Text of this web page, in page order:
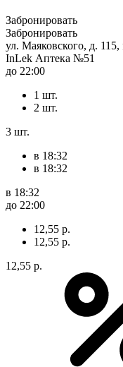
Забронировать
Забронировать
ул. Маяковского, д.
InLek Аптека №51
до 22:00
1 шт.
2 шт.
3 шт.
в 18:32
в 18:32
в 18:32
до 22:00
12,55 р.
12,55 р.
12,55 р.